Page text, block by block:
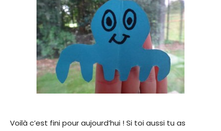
Voilà c’est fini pour aujourd’hui ! Si toi aussi tu as